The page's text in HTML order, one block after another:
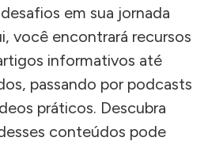
em sua jornada
você encontrará recursos
informativos até
passando por podcasts
práticos. Descubra
conteúdos pode